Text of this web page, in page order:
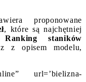
proponowane
, które są najchętniej
Ranking staników
z opisem modelu,
url=’bielizna-